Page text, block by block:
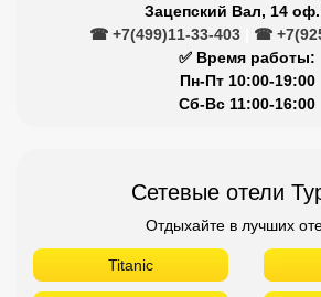
Зацепский Вал, 14 оф.
☎ +7(499)11-33-403
☎
✅ Время работы:
Пн-Пт 10:00-19:00
Сб-Вс 11:00-16:00
Сетевые отели
Отдыхайте в лучших
Titanic